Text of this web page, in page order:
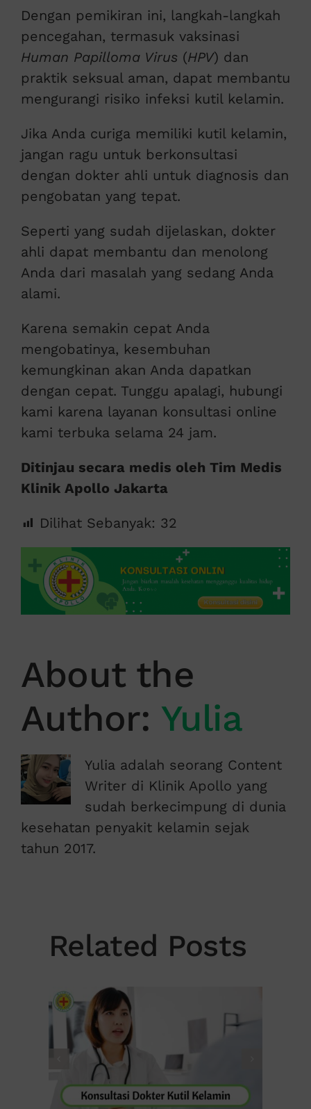
Dengan pemikiran ini, langkah-langkah
pencegahan, termasuk vaksinasi
Human Papilloma Virus (HPV) dan
praktik seksual aman, dapat membantu
mengurangi risiko infeksi kutil kelamin.
Jika Anda curiga memiliki kutil kelamin,
jangan ragu untuk berkonsultasi
dengan dokter ahli untuk diagnosis dan
pengobatan yang tepat.
Seperti yang sudah dijelaskan, dokter
ahli dapat membantu dan menolong
Anda dari masalah yang sedang Anda
alami.
Karena semakin cepat Anda
mengobatinya, kesembuhan
kemungkinan akan Anda dapatkan
dengan cepat. Tunggu apalagi, hubungi
kami karena layanan konsultasi online
kami terbuka selama 24 jam.
Ditinjau secara medis oleh Tim Medis
Klinik Apollo Jakarta
Dilihat Sebanyak: 32
About the
Author: Yulia
Yulia adalah seorang Content
Writer di Klinik Apollo yang
sudah berkecimpung di dunia
kesehatan penyakit kelamin sejak
tahun 2017.
Related Posts